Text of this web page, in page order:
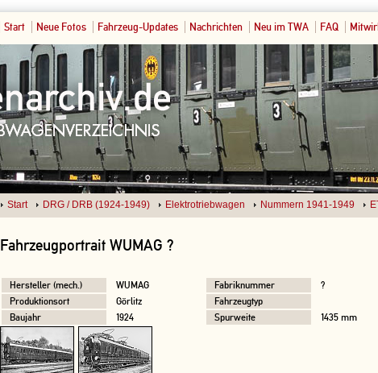
Start Neue Fotos Fahrzeug-Updates Nachrichten Neu im TWA FAQ
Start DRG / DRB (1924-1949) Elektrotriebwagen Nummern 1941-1949
Fahrzeugportrait WUMAG ?
Hersteller (mech.) WUMAG Fabriknummer ?
Produktionsort
Görlitz Fahrzeugtyp
Baujahr
1924 Spurweite 1435 mm